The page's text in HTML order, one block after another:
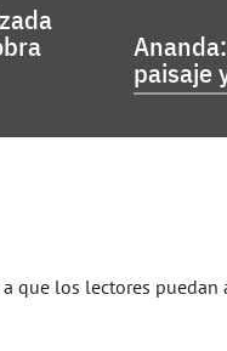
paisaje
que los lectores